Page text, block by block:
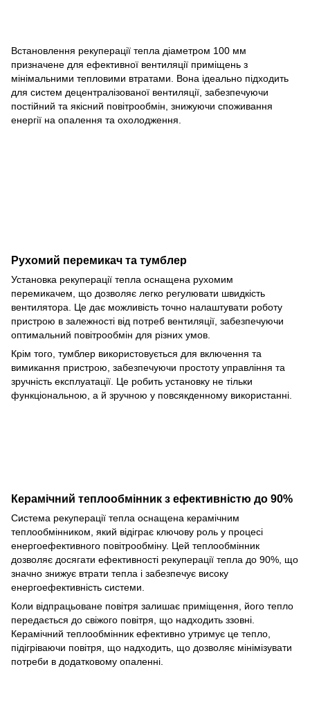
Встановлення рекуперації тепла діаметром 100 мм
призначене для ефективної вентиляції приміщень з
мінімальними тепловими втратами. Вона ідеально підходить
для систем децентралізованої вентиляції, забезпечуючи
постійний та якісний повітрообмін, знижуючи споживання
енергії на опалення та охолодження.
Рухомий перемикач та тумблер
Установка рекуперації тепла оснащена рухомим
перемикачем, що дозволяє легко регулювати швидкість
вентилятора. Це дає можливість точно налаштувати роботу
пристрою в залежності від потреб вентиляції, забезпечуючи
оптимальний повітрообмін для різних умов.
Крім того, тумблер використовується для включення та
вимикання пристрою, забезпечуючи простоту управління та
зручність експлуатації. Це робить установку не тільки
функціональною, а й зручною у повсякденному використанні.
Керамічний теплообмінник з ефективністю до 90%
Система рекуперації тепла оснащена керамічним
теплообмінником, який відіграє ключову роль у процесі
енергоефективного повітрообміну. Цей теплообмінник
дозволяє досягати ефективності рекуперації тепла до 90%, що
значно знижує втрати тепла і забезпечує високу
енергоефективність системи.
Коли відпрацьоване повітря залишає приміщення, його тепло
передається до свіжого повітря, що надходить ззовні.
Керамічний теплообмінник ефективно утримує це тепло,
підігріваючи повітря, що надходить, що дозволяє мінімізувати
потреби в додатковому опаленні.